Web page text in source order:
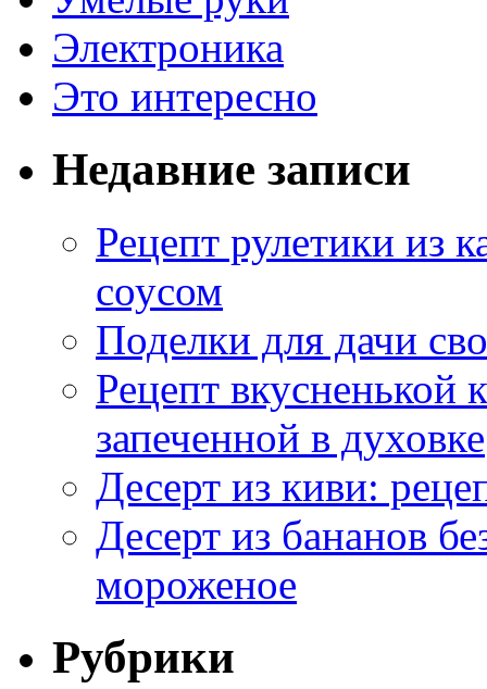
Электроника
Это интересно
Недавние записи
Рецепт рулетики из
соусом
Поделки для дачи
Рецепт
запеченной в духовке
Десерт из киви:
Десерт из бананов
мороженое
Рубрики